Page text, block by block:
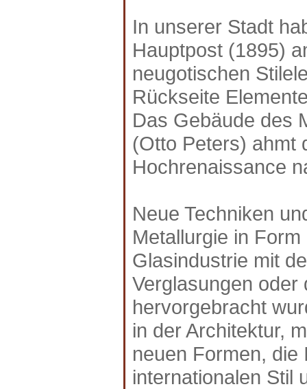
In unserer Stadt
Hauptpost (1895)
neugotischen
Rückseite
Das Gebäude des
(Otto Peters) ahmt
Hochrenaissance
Neue Techniken
Metallurgie in
Glasindustrie mit
Verglasungen
hervorgebracht
in der Architektur,
neuen Formen, die
internationalen Stil